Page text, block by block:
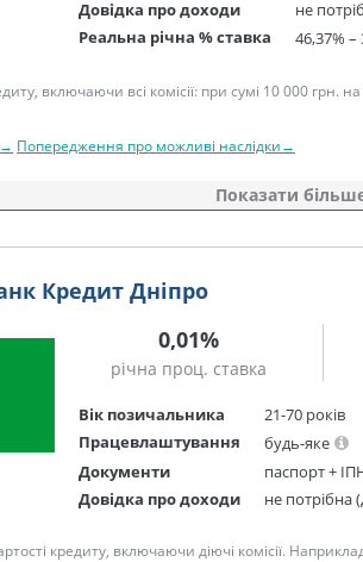
Довідка про доходи
не
Реальна річна % ставка
46,37% –
включаючи всі комісії: при сумі 10 000 грн.
Попередження про можливі наслідки→
Показати
Кредит Дніпро
0,01%
річна проц. ставка
Вік позичальника
21-70 років
Працевлаштування
будь-яке
Документи
паспорт +
Довідка про доходи
не потрібна
кредиту, включаючи діючі комісії.